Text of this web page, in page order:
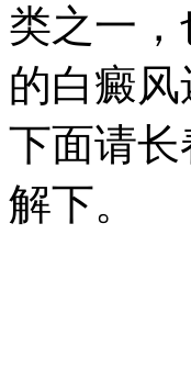
类之一
的白癜
下面请
解下。